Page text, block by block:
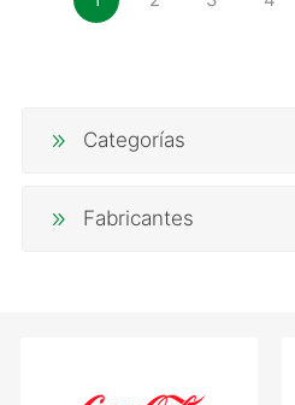
Categorías
Fabricantes